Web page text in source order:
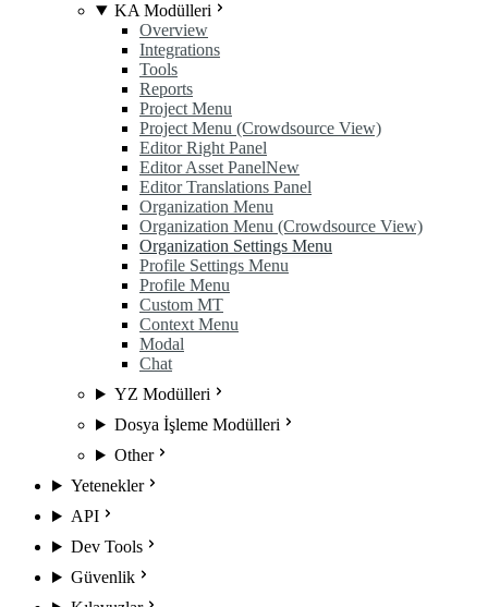
KA Modülleri
Overview
Integrations
Tools
Reports
Project Menu
Project Menu (Crowdsource View)
Editor Right Panel
Editor Asset PanelNew
Editor Translations Panel
Organization Menu
Organization Menu (Crowdsource View)
Organization Settings Menu
Profile Settings Menu
Profile Menu
Custom MT
Context Menu
Modal
Chat
YZ Modülleri
Dosya İşleme Modülleri
Other
Yetenekler
API
Dev Tools
Güvenlik